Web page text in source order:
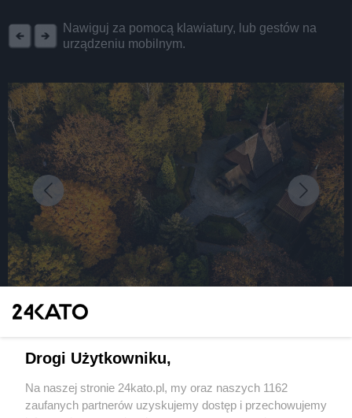
Nawiguj za pomocą klawiatury, lub gestów na
urządzeniu mobilnym.
bardziej zielony. Zaczęły się nasadzenia 150
4 / 4
Wydawca mediów lokalnych
Drogi Użytkowniku,
Na naszej stronie 24kato.pl, my oraz naszych 1162
zaufanych partnerów uzyskujemy dostęp i przechowujemy